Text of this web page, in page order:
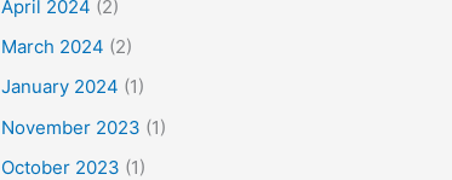
April 2024 (2)
March 2024 (2)
January 2024 (1)
November 2023 (1)
October 2023 (1)